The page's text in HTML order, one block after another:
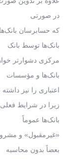
در صورتی
که حسابرسان
بانک‌ها توسط بانک
مرکزی دشوارتر
بانک‌ها و مؤسسات
اعتباری را نیز
زیرا در شرایط
بانک‌ها عموماً
«غیرمقبول» و
بعضاً بدون محاسبه